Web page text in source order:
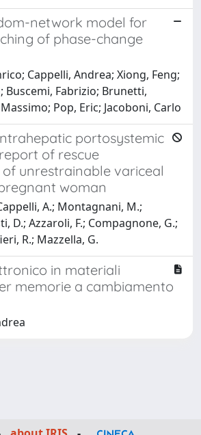
network model for
of phase-change
Cappelli, Andrea; Xiong, Feng;
Buscemi, Fabrizio; Brunetti,
Pop, Eric; Jacoboni, Carlo
portosystemic
of rescue
unrestrainable variceal
woman
A.; Montagnani, M.;
D.; Azzaroli, F.; Compagnone, G.;
R.; Mazzella, G.
in materiali
memorie a cambiamento